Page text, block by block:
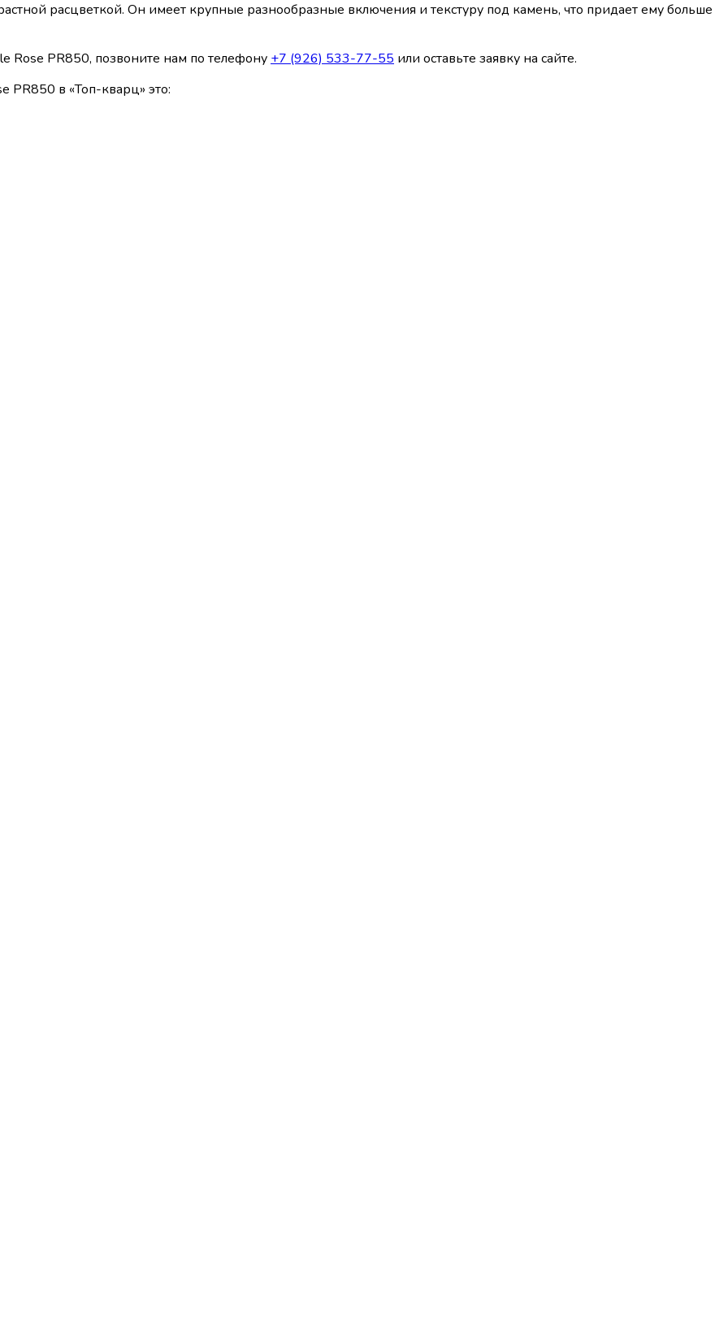
расцветкой. Он имеет крупные разнообразные включения и текстуру под камень, что придает ему больше
Rose PR850, позвоните нам по телефону +7 (926) 533-77-55 или оставьте заявку на сайте.
PR850 в «Топ-кварц» это: